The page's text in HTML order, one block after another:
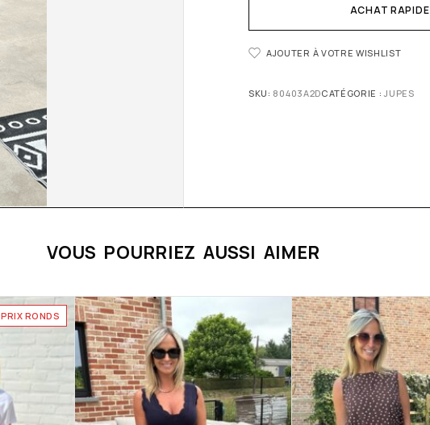
ACHAT RAPIDE
AJOUTER À VOTRE WISHLIST
SKU: 80403A2DCATÉGORIE :JUPES
VOUS POURRIEZ AUSSI AIMER
PRIX RONDS